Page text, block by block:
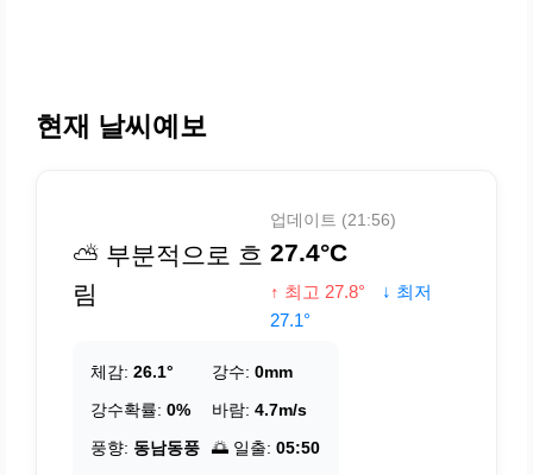
현재 날씨예보
⛅ 부분적으로 흐
림
업데이트 (21:56)
27.4°C
↑ 최고 27.8°
↓ 최저
27.1°
체감: 26.1° 강수: 0mm
강수확률: 0% 바람: 4.7m/s
풍향: 동남동풍 🌅 일출: 05:50